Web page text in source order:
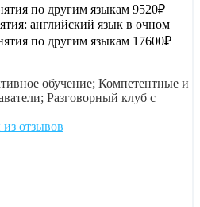
по другим языкам 9520₽
английский язык в очном
по другим языкам 17600₽
обучение; Компетентные и
Разговорный клуб с
отзывов